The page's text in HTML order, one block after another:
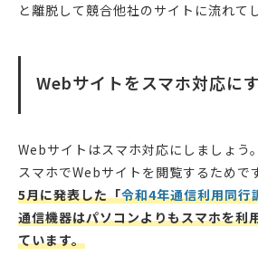
と離脱して競合他社のサイトに流れて
Webサイトをスマホ対応に
Webサイトはスマホ対応にしましょう
スマホでWebサイトを閲覧するためです
5月に発表した「令和4年通信利用同行
通信機器はパソコンよりもスマホを利
ています。